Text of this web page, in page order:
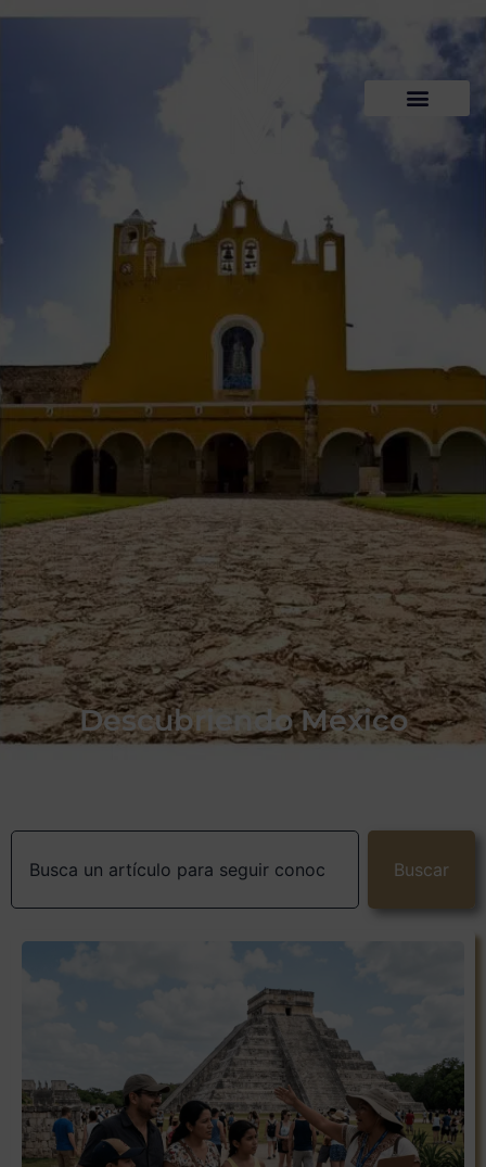
Descubriendo México
Buscar